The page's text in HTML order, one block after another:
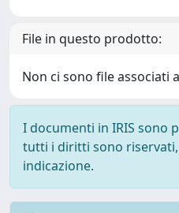
File in questo prodotto:
Non ci sono file associati
I documenti in IRIS sono
tutti i diritti sono riservati,
indicazione.